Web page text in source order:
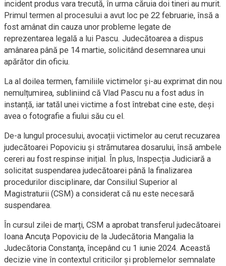
incident produs vara trecută, în urma căruia doi tineri au murit.
Primul termen al procesului a avut loc pe 22 februarie, însă a
fost amânat din cauza unor probleme legate de
reprezentarea legală a lui Pascu. Judecătoarea a dispus
amânarea până pe 14 martie, solicitând desemnarea unui
apărător din oficiu.
La al doilea termen, familiile victimelor și-au exprimat din nou
nemulțumirea, subliniind că Vlad Pascu nu a fost adus în
instanță, iar tatăl unei victime a fost întrebat cine este, deși
avea o fotografie a fiului său cu el.
De-a lungul procesului, avocații victimelor au cerut recuzarea
judecătoarei Popoviciu și strămutarea dosarului, însă ambele
cereri au fost respinse inițial. În plus, Inspecția Judiciară a
solicitat suspendarea judecătoarei până la finalizarea
procedurilor disciplinare, dar Consiliul Superior al
Magistraturii (CSM) a considerat că nu este necesară
suspendarea.
În cursul zilei de marți, CSM a aprobat transferul judecătoarei
Ioana Ancuţa Popoviciu de la Judecătoria Mangalia la
Judecătoria Constanţa, începând cu 1 iunie 2024. Această
decizie vine în contextul criticilor și problemelor semnalate